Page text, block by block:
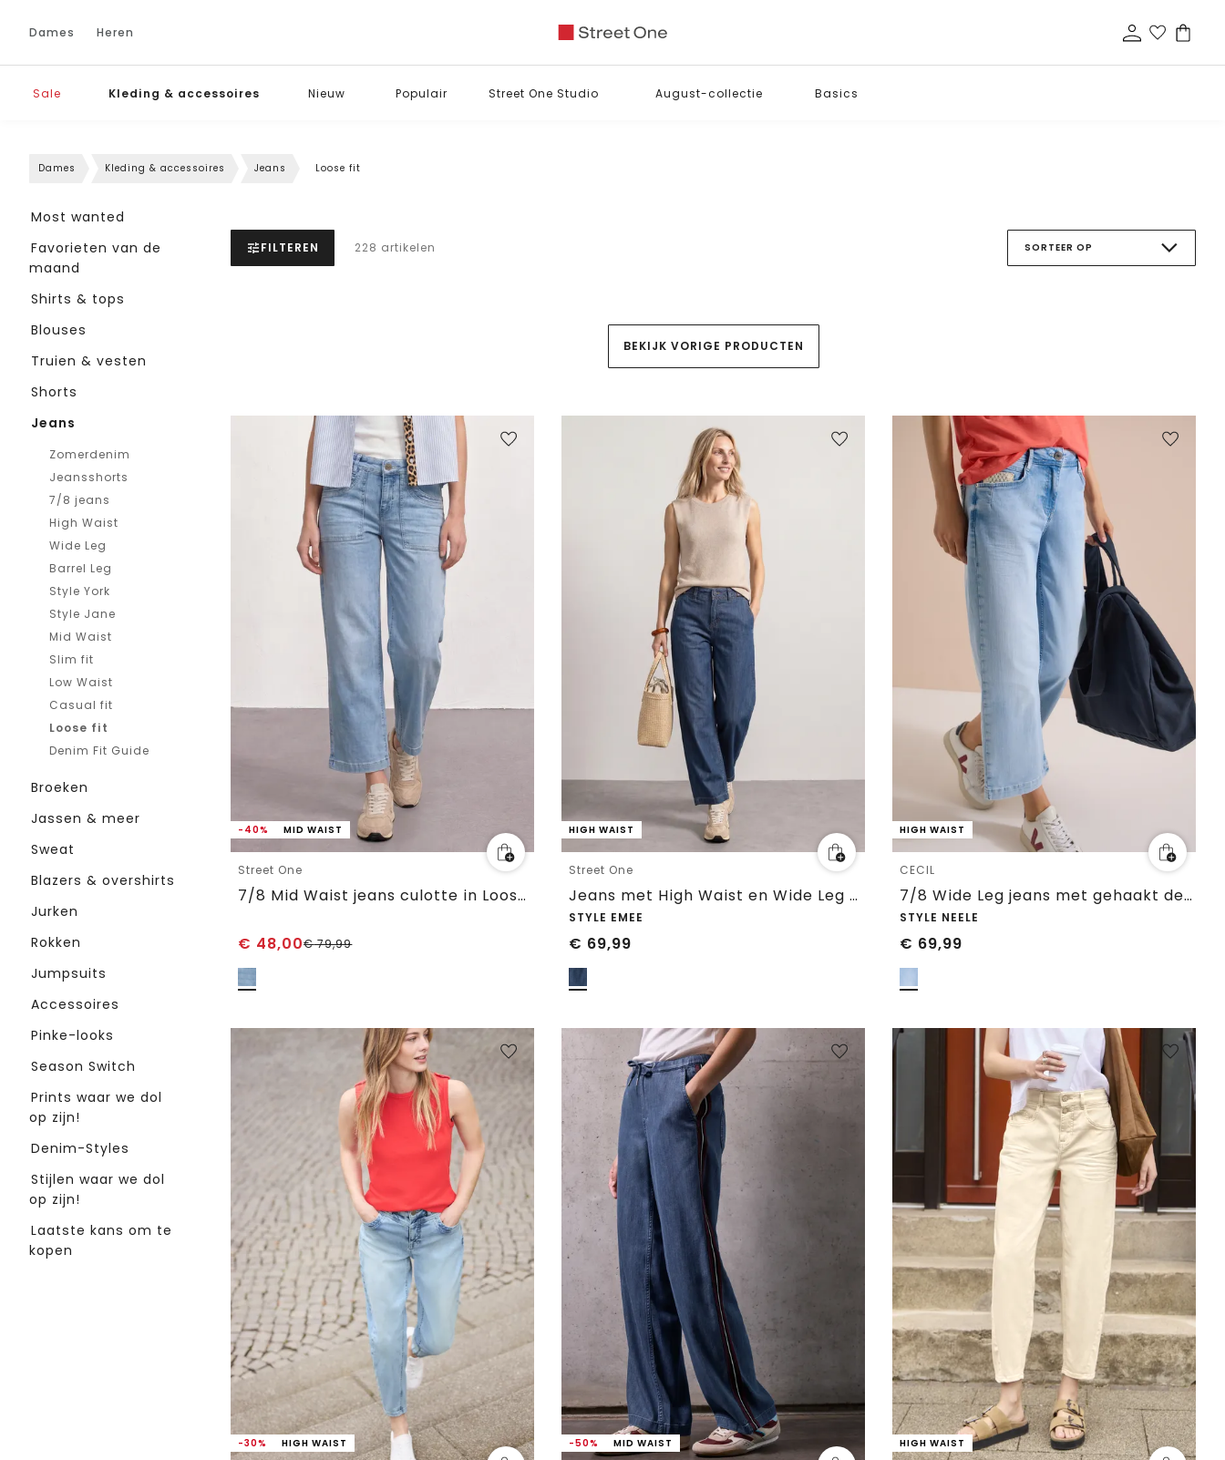
Dames Heren
Sale Kleding & accessoires Nieuw Populair Street One Studio August-collectie Basics
Dames Kleding & accessoires Jeans Loose fit
Most wanted
Favorieten van de
maand
Shirts & tops
Blouses
Truien & vesten
Shorts
Jeans
Zomerdenim
Jeansshorts
7/8 jeans
High Waist
Wide Leg
Barrel Leg
Style York
Style Jane
Mid Waist
Slim fit
Low Waist
Casual fit
Loose fit
Denim Fit Guide
Broeken
Jassen & meer
Sweat
Blazers & overshirts
Jurken
Rokken
Jumpsuits
Accessoires
Pinke-looks
Season Switch
Prints waar we dol
op zijn!
Denim-Styles
Stijlen waar we dol
op zijn!
Laatste kans om te
kopen
FILTEREN 228 artikelen SORTEER OP
BEKIJK VORIGE PRODUCTEN
-40% MID WAIST
Street One
7/8 Mid Waist jeans culotte in Loose Fit
€ 48,00€79,99
HIGH WAIST
Street One
Jeans met High Waist en Wide Leg pijpen in een Loose Fit pasvorm
STYLE EMEE
€ 69,99
HIGH WAIST
CECIL
7/8 Wide Leg jeans met gehaakt detail
STYLE NEELE
€ 69,99
-30% HIGH WAIST -50% MID WAIST HIGH WAIST